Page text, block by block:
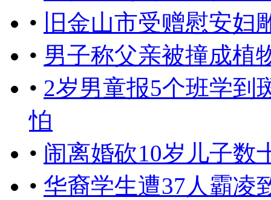
•
旧金山市受赠慰安
• 男子称父亲被撞成植
• 2岁男童报5个班学到
怕
• 闹离婚砍10岁儿子数
• 华裔学生遭37人霸凌